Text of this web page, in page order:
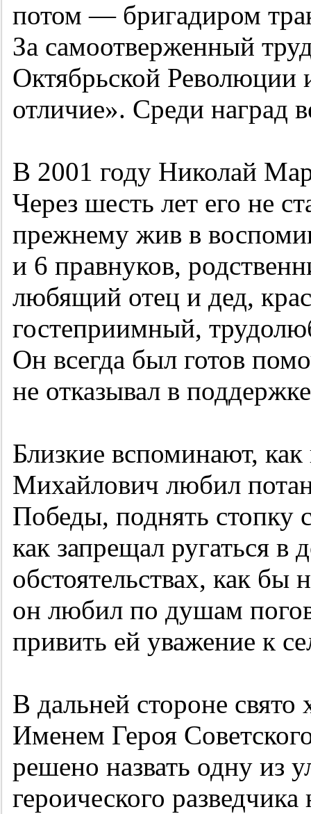
потом — бригадиром
За самоотверженный
Октябрьской Революции
отличие». Среди наград
В 2001 году Николай
Через шесть лет его не
прежнему жив в
и 6 правнуков,
любящий отец и дед,
гостеприимный,
Он всегда был готов
не отказывал в
Близкие вспоминают,
Михайлович любил
Победы, поднять
как запрещал ругаться
обстоятельствах, как
он любил по душам
привить ей уважение к
В дальней стороне свято
Именем Героя
решено назвать одну из
героического